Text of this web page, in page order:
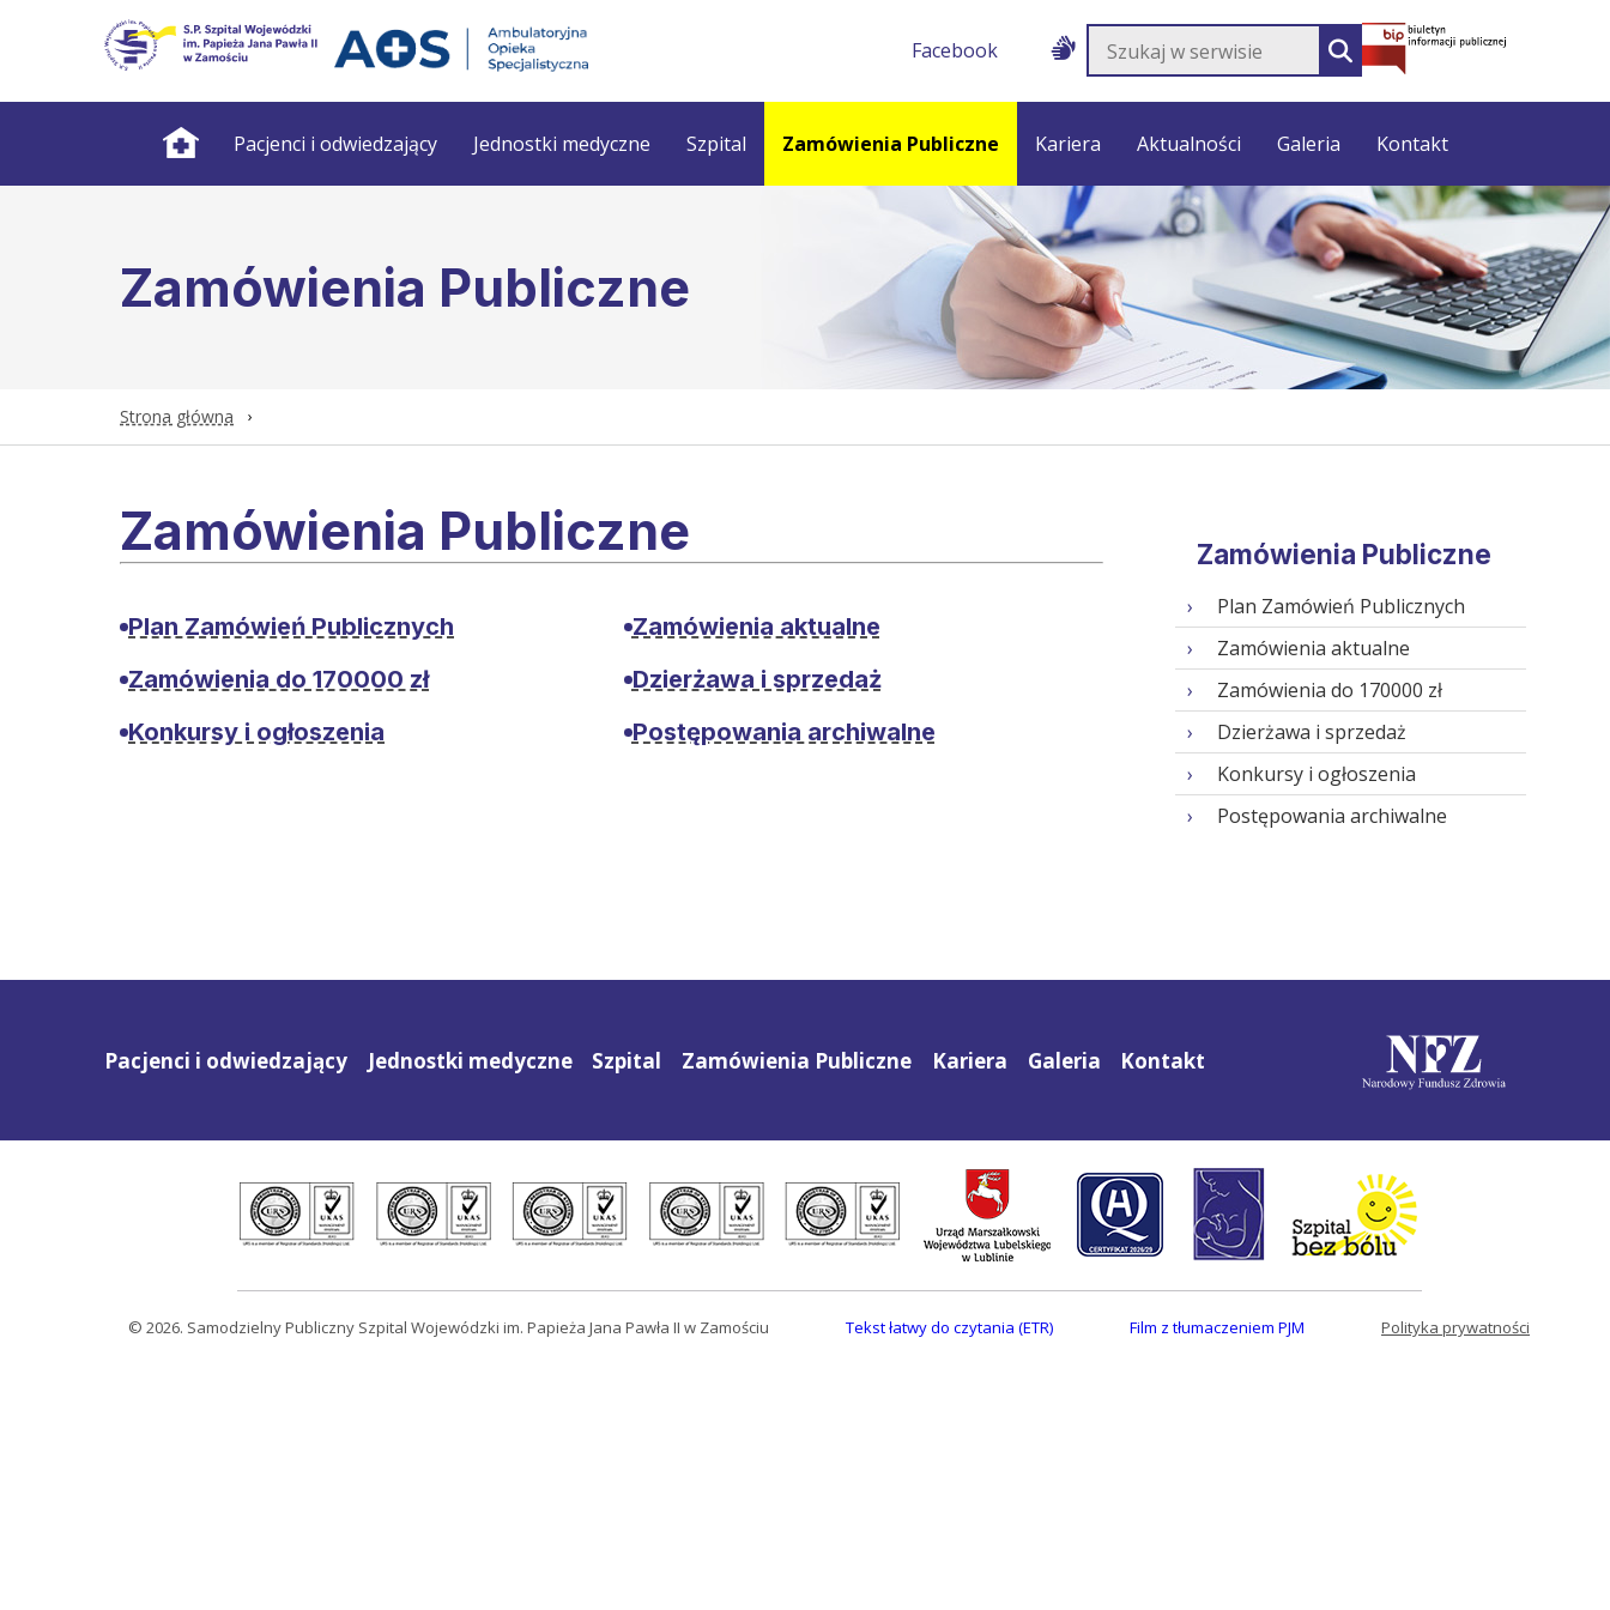
Facebook Szukaj w serwisie SZUKAJ
Pacjenci i odwiedzający Jednostki medyczne Szpital Zamówienia Publiczne Kariera Aktualności Galeria Kontakt
Zamówienia Publiczne
Strona główna
Zamówienia Publiczne
Plan Zamówień Publicznych
Zamówienia aktualne
Zamówienia do 170000 zł
Dzierżawa i sprzedaż
Konkursy i ogłoszenia
Postępowania archiwalne
Zamówienia Publiczne
Plan Zamówień Publicznych
Zamówienia aktualne
Zamówienia do 170000 zł
Dzierżawa i sprzedaż
Konkursy i ogłoszenia
Postępowania archiwalne
Pacjenci i odwiedzający Jednostki medyczne Szpital Zamówienia Publiczne Kariera Galeria Kontakt
© 2026. Samodzielny Publiczny Szpital Wojewódzki im. Papieża Jana Pawła II w Zamościu Tekst łatwy do czytania (ETR) Film z tłumaczeniem PJM Polityka prywatności